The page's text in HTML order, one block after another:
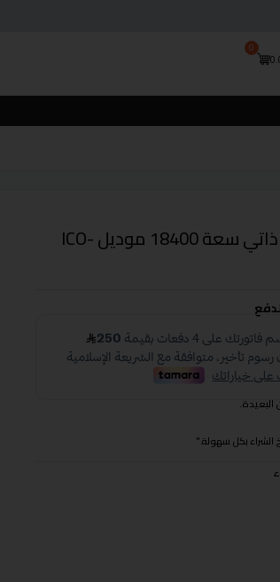
0
سبيلت ايكون 18 بارد انفيرتر واي فاي تنظيف ذاتي سعة 18400 موديل ICO-